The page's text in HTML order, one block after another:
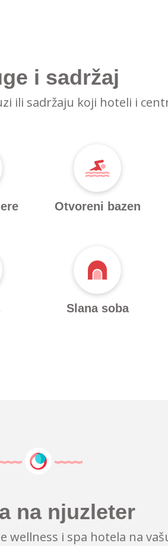
i sadržaj
ili sadržaju koji hoteli i
Otvoreni bazen
Slana soba
na njuzleter
wellness i spa hotela na